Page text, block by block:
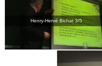
Henry-Hervé Bichat 3/5